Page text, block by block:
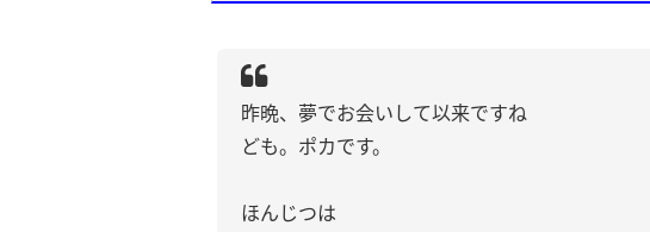
昨晩、夢でお会いして以来ですね
ども。ポカです。
ほんじつは